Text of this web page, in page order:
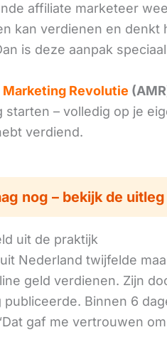
affiliate marketeer
kan verdienen en
is deze aanpak
Revolutie
starten – volledig op je
verdiend.
nog – bekijk de uitleg
uit de praktijk
Nederland twijfelde
geld verdienen. Zijn
publiceerde. Binnen 6
gaf me vertrouwen